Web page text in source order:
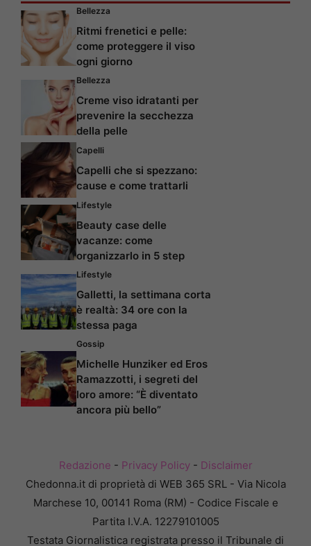
Bellezza
Ritmi frenetici e pelle:
come proteggere il viso
ogni giorno
Bellezza
Creme viso idratanti per
prevenire la secchezza
della pelle
Capelli
Capelli che si spezzano:
cause e come trattarli
Lifestyle
Beauty case delle
vacanze: come
organizzarlo in 5 step
Lifestyle
Galletti, la settimana corta
è realtà: 34 ore con la
stessa paga
Gossip
Michelle Hunziker ed Eros
Ramazzotti, i segreti del
loro amore: “È diventato
ancora più bello”
Redazione - Privacy Policy- Disclaimer
Chedonna.it di proprietà di WEB 365 SRL - Via Nicola
Marchese 10, 00141 Roma (RM) - Codice Fiscale e
Partita I.V.A. 12279101005
Testata Giornalistica registrata presso il Tribunale di